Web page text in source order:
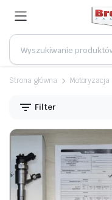
Strona główna Motoryzacja
Filter